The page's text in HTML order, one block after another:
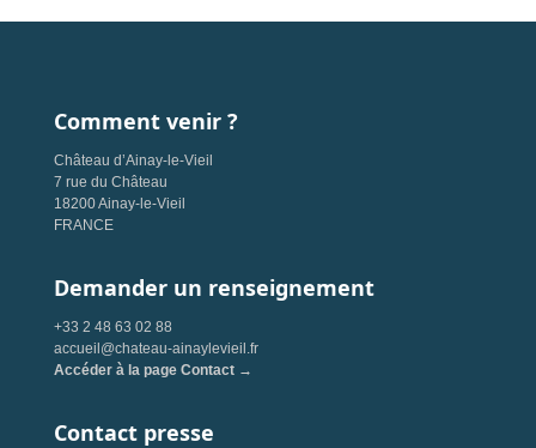
Comment venir ?
Château d’Ainay-le-Vieil
7 rue du Château
18200 Ainay-le-Vieil
FRANCE
Demander un renseignement
+33 2 48 63 02 88
accueil@chateau-ainaylevieil.fr
Accéder à la page Contact →
Contact presse